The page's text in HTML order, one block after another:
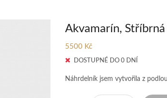
Akvamarín,
5500 Kč
DOSTUPNÉ DO 0 DNÍ
Náhrdelník jsem vytvořila z